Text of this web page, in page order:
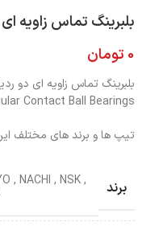
بلبرینگ تماس زاویه ای دو
0 تومان
بلبرینگ تماس زاویه ای دو
Contact Ball Bearings
تیپ ها و برند های مختلف
برند , NACHI , NSK,